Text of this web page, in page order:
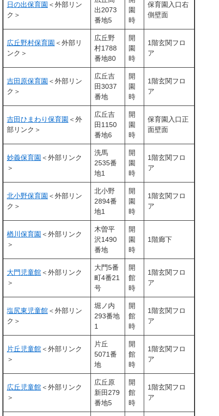
日の出保育園 ＜外部リン
ク＞
出2073
番地5
園
時
保育園入口右
側壁面
広丘野村保育園 ＜外部リ
ンク＞
広丘野
村1788
番地80
開
園
時
1階玄関フロ
ア
吉田原保育園 ＜外部リン
ク＞
広丘吉
田3037
番地
開
園
時
1階玄関フロ
ア
吉田ひまわり保育園 ＜外
部リンク＞
広丘吉
田1150
番地6
開
園
時
保育園入口正
面壁面
妙義保育園 ＜外部リンク
＞
洗馬
2535番
地1
開
園
時
1階玄関フロ
ア
北小野保育園 ＜外部リン
ク＞
北小野
2894番
地1
開
園
時
1階玄関フロ
ア
楢川保育園 ＜外部リンク
＞
木曽平
沢1490
番地
開
園
時
1階廊下
大門児童館＜外部リンク
＞
大門5番
町4番21
号
開
館
時
1階玄関フロ
ア
塩尻東児童館＜外部リン
ク＞
堀ノ内
293番地
1
開
館
時
1階玄関フロ
ア
片丘児童館＜外部リンク
＞
片丘
5071番
地
開
館
時
1階玄関フロ
ア
広丘児童館＜外部リンク
＞
広丘原
新田279
番地5
開
館
時
1階玄関フロ
ア